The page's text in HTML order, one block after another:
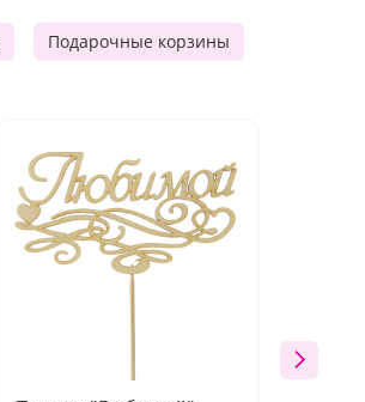
Подарочные корзины